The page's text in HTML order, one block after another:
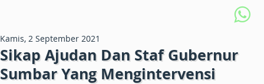
Kamis, 2 September 2021
Sikap Ajudan Dan Staf Gubernur
Sumbar Yang Mengintervensi